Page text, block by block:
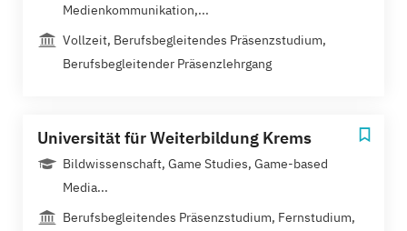
Medienkommunikation,...
Vollzeit, Berufsbegleitendes Präsenzstudium,
Berufsbegleitender Präsenzlehrgang
Universität für Weiterbildung Krems
Bildwissenschaft, Game Studies, Game-based
Media...
Berufsbegleitendes Präsenzstudium, Fernstudium,